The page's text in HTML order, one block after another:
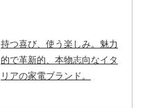
持つ喜び、使う楽しみ。魅力
的で革新的、本物志向なイタ
リアの家電ブランド。